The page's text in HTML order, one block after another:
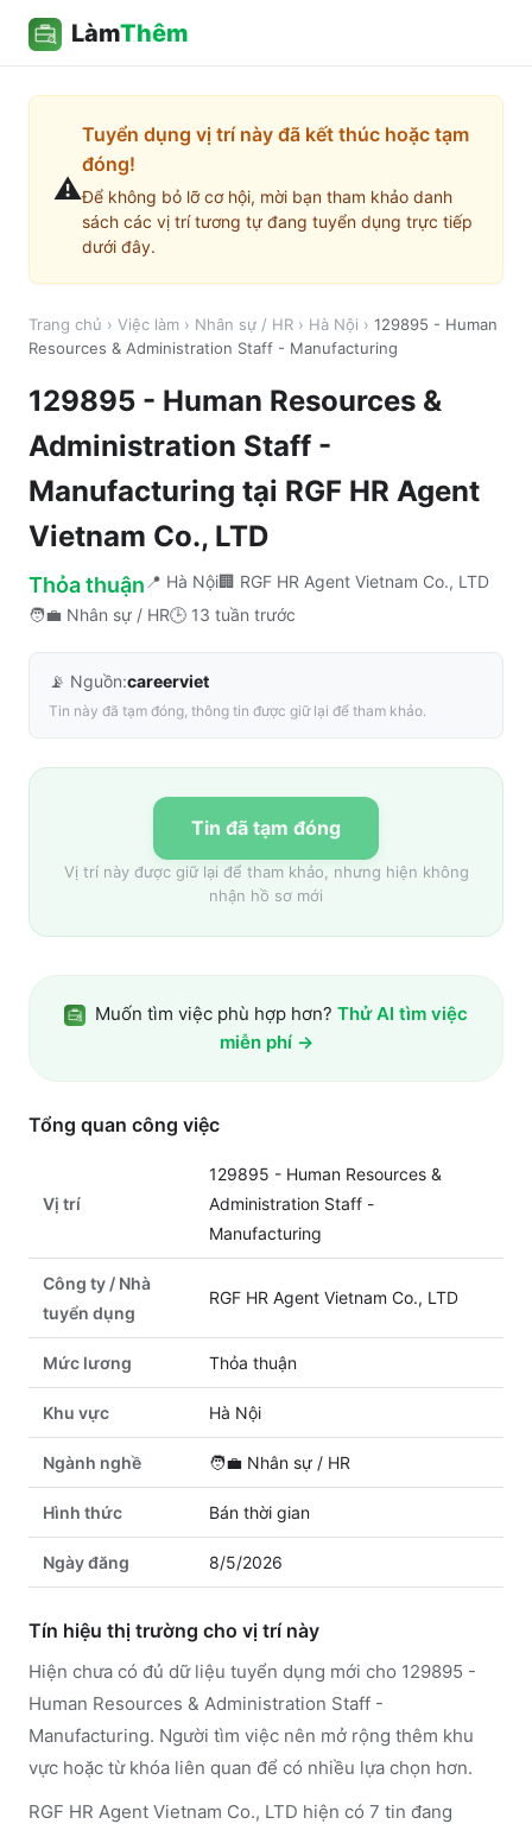
LàmThêm
⚠️
Tuyển dụng vị trí này đã kết thúc hoặc tạm
đóng!
Để không bỏ lỡ cơ hội, mời bạn tham khảo danh
sách các vị trí tương tự đang tuyển dụng trực tiếp
dưới đây.
Trang chủ › Việc làm › Nhân sự / HR › Hà Nội › 129895 - Human
Resources & Administration Staff - Manufacturing
129895 - Human Resources &
Administration Staff -
Manufacturing tại RGF HR Agent
Vietnam Co., LTD
Thỏa thuận 📍 Hà Nội🏢 RGF HR Agent Vietnam Co., LTD
🧑‍💼 Nhân sự / HR🕒 13 tuần trước
📡 Nguồn:careerviet
Tin này đã tạm đóng, thông tin được giữ lại để tham khảo.
Tin đã tạm đóng
Vị trí này được giữ lại để tham khảo, nhưng hiện không
nhận hồ sơ mới
Muốn tìm việc phù hợp hơn? Thử AI tìm việc
miễn phí →
Tổng quan công việc
Vị trí
129895 - Human Resources &
Administration Staff -
Manufacturing
Công ty / Nhà
tuyển dụng
RGF HR Agent Vietnam Co., LTD
Mức lương Thỏa thuận
Khu vực Hà Nội
Ngành nghề 🧑‍💼 Nhân sự / HR
Hình thức Bán thời gian
Ngày đăng 8/5/2026
Tín hiệu thị trường cho vị trí này
Hiện chưa có đủ dữ liệu tuyển dụng mới cho 129895 -
Human Resources & Administration Staff -
Manufacturing. Người tìm việc nên mở rộng thêm khu
vực hoặc từ khóa liên quan để có nhiều lựa chọn hơn.
RGF HR Agent Vietnam Co., LTD hiện có 7 tin đang